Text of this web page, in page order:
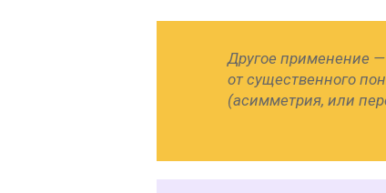
Другое применение
от существенного
(асимметрия, или